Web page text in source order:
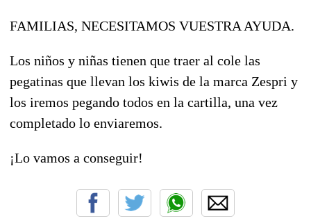
FAMILIAS, NECESITAMOS VUESTRA AYUDA.
Los niños y niñas tienen que traer al cole las
pegatinas que llevan los kiwis de la marca Zespri y
los iremos pegando todos en la cartilla, una vez
completado lo enviaremos.
¡Lo vamos a conseguir!